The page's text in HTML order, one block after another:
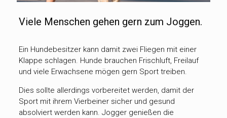
Viele Menschen gehen gern zum Joggen.
Ein Hundebesitzer kann damit zwei Fliegen mit einer
Klappe schlagen. Hunde brauchen Frischluft, Freilauf
und viele Erwachsene mögen gern Sport treiben.
Dies sollte allerdings vorbereitet werden, damit der
Sport mit ihrem Vierbeiner sicher und gesund
absolviert werden kann. Jogger genießen die